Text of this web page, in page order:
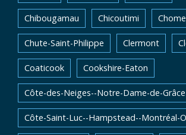
Chibougamau Chicoutimi
Chute-Saint-Philippe Clermont
Coaticook Cookshire-Eaton
Côte-des-Neiges--Notre-Dame-de-Grâce
Côte-Saint-Luc--Hampstead--Montréal-